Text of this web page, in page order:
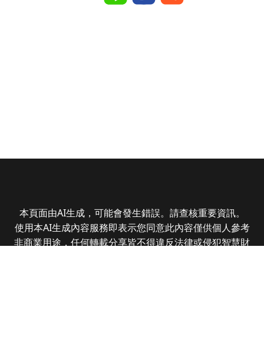
本頁面由AI生成，可能會發生錯誤。請查核重要資訊。
使用本AI生成內容服務即表示您同意此內容僅供個人參考
非商業用途，任何轉載分享皆不得違反法律或侵犯智慧財